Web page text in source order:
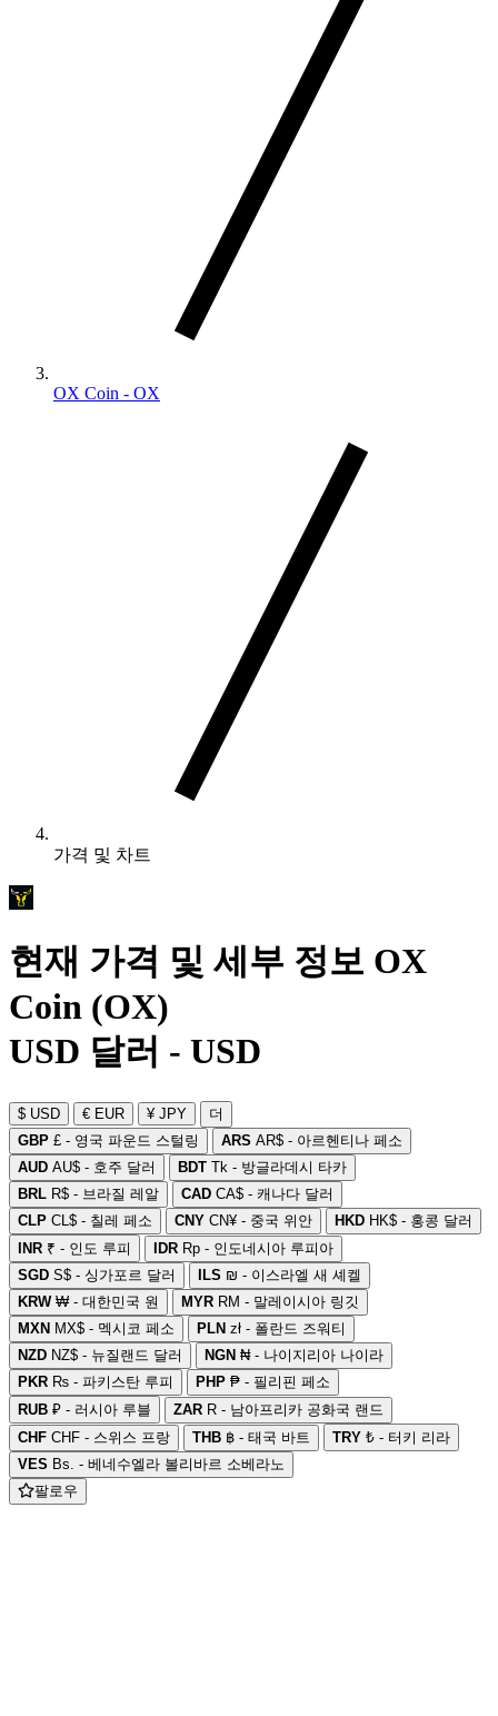
OX Coin - OX
가격 및 차트
현재 가격 및 세부 정보 OX
Coin (OX)
USD 달러 - USD
$ USD € EUR ¥ JPY
더
GBP £ - 영국 파운드 스털링 ARS AR$ - 아르헨티나 페소
AUD AU$ - 호주 달러 BDT Tk - 방글라데시 타카
BRL R$ - 브라질 레알 CAD CA$ - 캐나다 달러
CLP CL$ - 칠레 페소 CNY CN¥ - 중국 위안 HKD HK$ - 홍콩 달러
INR ₹ - 인도 루피 IDR Rp - 인도네시아 루피아
SGD S$ - 싱가포르 달러 ILS ₪ - 이스라엘 새 셰켈
KRW₩ - 대한민국 원 MYR RM - 말레이시아 링깃
MXN MX$ - 멕시코 페소 PLN zł - 폴란드 즈워티
NZD NZ$ - 뉴질랜드 달러 NGN ₦ - 나이지리아 나이라
PKR ₨ - 파키스탄 루피 PHP ₱ - 필리핀 페소
RUB ₽ - 러시아 루블 ZAR R - 남아프리카 공화국 랜드
CHF CHF - 스위스 프랑 THB ฿ - 태국 바트 TRY ₺ - 터키 리라
VES Bs. - 베네수엘라 볼리바르 소베라노
팔로우